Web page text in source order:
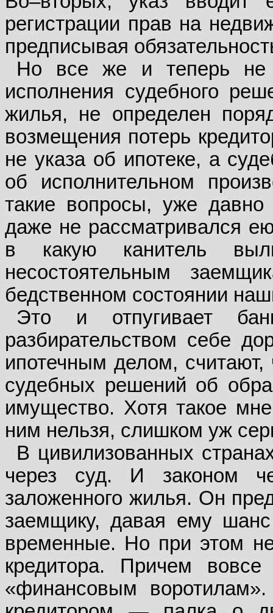
регистрации прав на
предписывая
Но все же и теперь не
исполнения судебного
жилья, не определен
возмещения потерь
не указа об ипотеке, а
об исполнительном
такие вопросы, уже
даже не рассматривался
в какую канитель
несостоятельным
бедственном состоянии
Это и отпугивает
разбирательством себе
ипотечным делом,
судебных решений об
имущество. Хотя такое
ним нельзя, слишком уж
В цивилизованных
через суд. И законом
заложенного жилья. Он
заемщику, давая ему шанс
временные. Но при этом
кредитора. Причем
«финансовым